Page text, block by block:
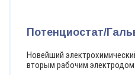
Потенциостат/
Новейший
вторым рабочим электродом